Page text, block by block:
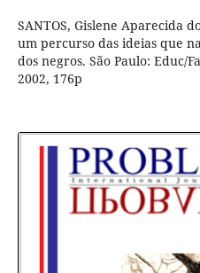
SANTOS, Gislene Aparecida
um percurso das ideias que
dos negros. São Paulo: Educ/
2002, 176p